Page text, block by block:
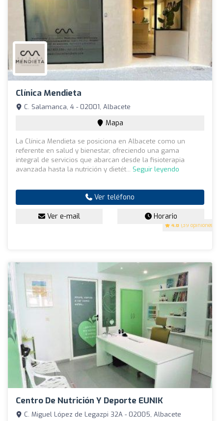
Clínica Mendieta
4.8 (39 opiniones)
C. Salamanca, 4 - 02001, Albacete
Mapa
La Clínica Mendieta se posiciona en Albacete como un
referente en salud y bienestar, ofreciendo una gama
integral de servicios que abarcan desde la fisioterapia
avanzada hasta la nutrición y dietét... Seguir leyendo
Ver teléfono
Ver e-mail Horario
Centro De Nutrición Y Deporte EUNIK
C. Miguel López de Legazpi 32A - 02005, Albacete